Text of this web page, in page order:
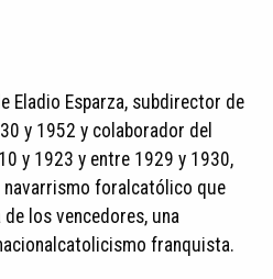
Eladio Esparza, subdirector de
y 1952 y colaborador del
y 1923 y entre 1929 y 1930,
foralcatólico que
los vencedores, una
franquista.